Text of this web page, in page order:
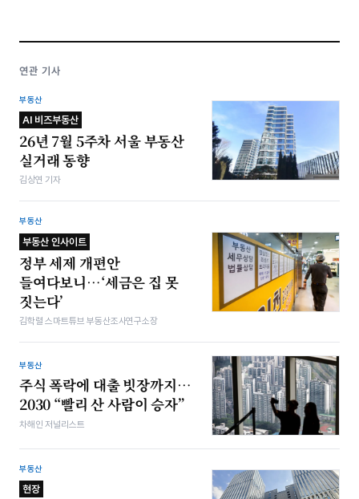
연관 기사
부동산
AI 비즈부동산
26년 7월 5주차 서울 부동산
실거래 동향
김상연 기자
부동산
부동산 인사이트
정부 세제 개편안
들여다보니…‘세금은 집 못
짓는다’
김학렬 스마트튜브 부동산조사연구소장
부동산
주식 폭락에 대출 빗장까지…
2030 “빨리 산 사람이 승자”
차해인 저널리스트
부동산
현장